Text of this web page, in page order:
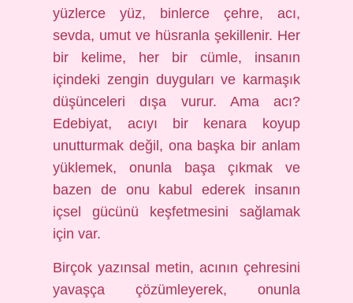
yüzlerce yüz, binlerce çehre, acı,
sevda, umut ve hüsranla şekillenir. Her
bir kelime, her bir cümle, insanın
içindeki zengin duyguları ve karmaşık
düşünceleri dışa vurur. Ama acı?
Edebiyat, acıyı bir kenara koyup
unutturmak değil, ona başka bir anlam
yüklemek, onunla başa çıkmak ve
bazen de onu kabul ederek insanın
içsel gücünü keşfetmesini sağlamak
için var.
Birçok yazınsal metin, acının çehresini
yavaşça çözümleyerek, onunla